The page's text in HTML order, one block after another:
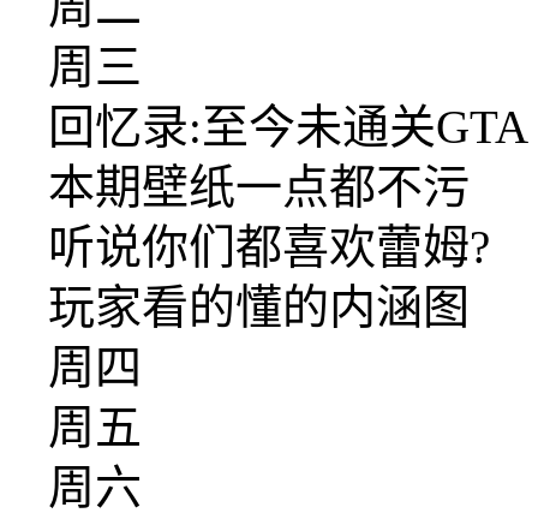
周三
回忆录:至今未通关GTA
本期壁纸一点都不污
听说你们都喜欢蕾姆?
玩家看的懂的内涵图
周四
周五
周六